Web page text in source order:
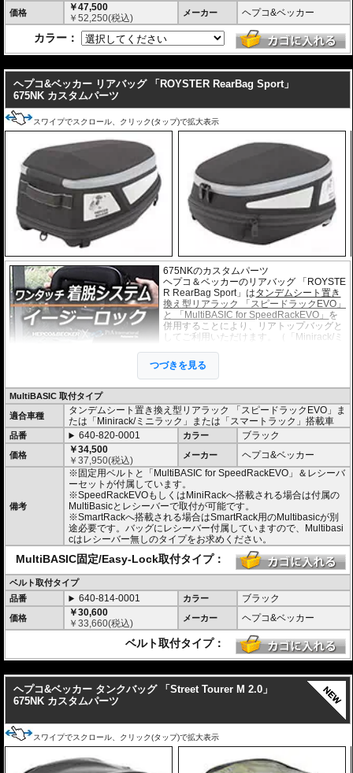
価格
￥47,500
￥52,250(税込) メーカー ヘプコ&ベッカー
カラー：
ヘプコ&ベッカー リアバッグ 「ROYSTER RearBag Sport」
675NK カスタムパーツ
スワイプでスクロール、クリック(タップ)で拡大表示
675NKのカスタムパーツ
ヘプコ＆ベッカーのリアバッグ 「ROYSTE
R RearBag Sport」はタンデムシート置き
換え型リアラック 「スピードラックEVO」
と 「MultiBASIC for SpeedRackEVO」 を
併用することにより、リアトップバッグと
してご利用いただけます。（「Minirack/ミ
搭載車にもご利用いただけます）
このホルダー「マルチベーシック / MultiBA
SIC」は独自の画期的なシステムで取付は
乗せるだけで確実にホールドし、高速走行時でも安心してライディングを楽し
むことができます。
またタンデムシートへベルトで固定するタイプもございます。(バッグ自体の仕
様は全く同じです)
・シャープなイメージを演出するエッジの効いたデザイン。サイドソフトバッ
グ「Royster」C-Bow用と統一されたデザインとなります。
・ソフトバッグでありながら型くずれを起こしにくく、また高いホールド性能
を誇り、高速走行でも安心してご利用いただけます (メーカー推奨最大速度 : 13
・防水仕様 : 高い防水性を誇るロールクロージャータイプの一体型インナーバ
ッグを装備。 (完全防水を保証するものではありません)
・サイドにあしらわれたトライアングルデザインは安全性を高めるリフレクタ
・バッグの開閉ロックやバッグの車体へのロックなど様々なセキュリティオプ
ションの使用が可能。
・耐荷重 5Kg
・サイズ H x W x D : 約20-26 x 29 x 36 cm
・重さ 約1kg
つづきを見る
MultiBASIC 取付タイプ
適合車種
タンデムシート置き換え型リアラック 「スピードラックEVO」ま
たは「Minirack/ミニラック」または「スマートラック」搭載車
品番 640-820-0001 カラー ブラック
価格
￥34,500
￥37,950(税込) メーカー ヘプコ&ベッカー
備考
※固定用ベルトと「MultiBASIC for SpeedRackEVO」＆レシーバ
ーセットが付属しています。
※SpeedRackEVOもしくはMiniRackへ搭載される場合は付属の
MultiBasicとレシーバーで取付が可能です。
※SmartRackへ搭載される場合はSmartRack用のMultibasicが別
途必要です。バッグにレシーバー付属していますので、Multibasi
cはレシーバー無しのタイプをお求めください。
MultiBASIC固定/Easy-Lock取付タイプ：
ベルト取付タイプ
品番
640-814-0001 カラー ブラック
価格
￥30,600
￥33,660(税込) メーカー ヘプコ&ベッカー
ベルト取付タイプ：
ヘプコ&ベッカー タンクバッグ 「Street Tourer M 2.0」
675NK カスタムパーツ
スワイプでスクロール、クリック(タップ)で拡大表示